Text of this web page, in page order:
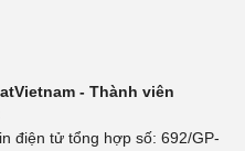
- Thành viên
điện tử tổng hợp số: 692/GP-